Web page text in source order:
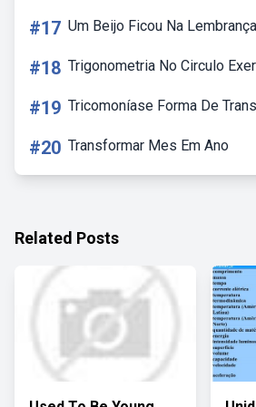
#17 Um Beijo Ficou Na Lembrança
#18 Trigonometria No Circulo
#19 Tricomoníase Forma De
#20 Transformar Mes Em Ano
Related Posts